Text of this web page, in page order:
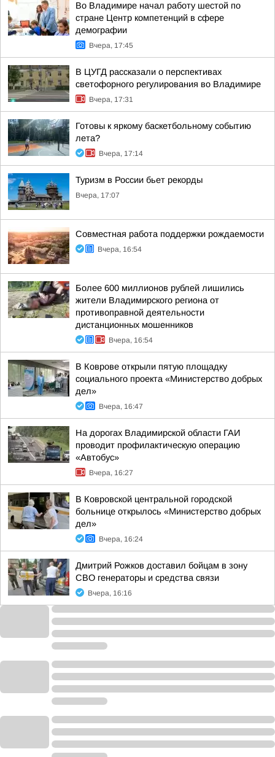
Во Владимире начал работу шестой по
стране Центр компетенций в сфере
демографии
Вчера, 17:45
В ЦУГД рассказали о перспективах
светофорного регулирования во Владимире
Вчера, 17:31
Готовы к яркому баскетбольному событию
лета?
Вчера, 17:14
Туризм в России бьет рекорды
Вчера, 17:07
Совместная работа поддержки рождаемости
Вчера, 16:54
Более 600 миллионов рублей лишились
жители Владимирского региона от
противоправной деятельности
дистанционных мошенников
Вчера, 16:54
В Коврове открыли пятую площадку
социального проекта «Министерство добрых
дел»
Вчера, 16:47
На дорогах Владимирской области ГАИ
проводит профилактическую операцию
«Автобус»
Вчера, 16:27
В Ковровской центральной городской
больнице открылось «Министерство добрых
дел»
Вчера, 16:24
Дмитрий Рожков доставил бойцам в зону
СВО генераторы и средства связи
Вчера, 16:16